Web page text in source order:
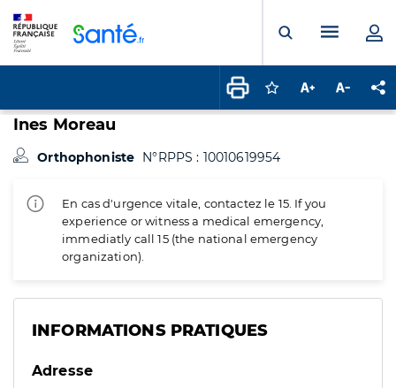
Ouvrir laMenu
Connectez-vous
Augmenter la
Ines Moreau
Orthophoniste N°RPPS : 10010619954
En cas d'urgence vitale, contactez le 15. If you
experience or witness a medical emergency,
immediatly call 15 (the national emergency
organization).
INFORMATIONS PRATIQUES
Adresse